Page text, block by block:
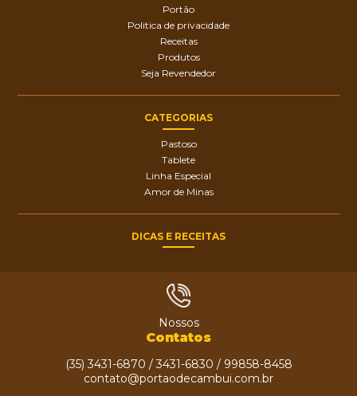
Portão
Politica de privacidade
Receitas
Produtos
Seja Revendedor
CATEGORIAS
Pastoso
Tablete
Linha Especial
Amor de Minas
DICAS E RECEITAS
Nossos
Contatos
(35) 3431-6870 / 3431-6830 / 99858-8458
contato@portaodecambui.com.br